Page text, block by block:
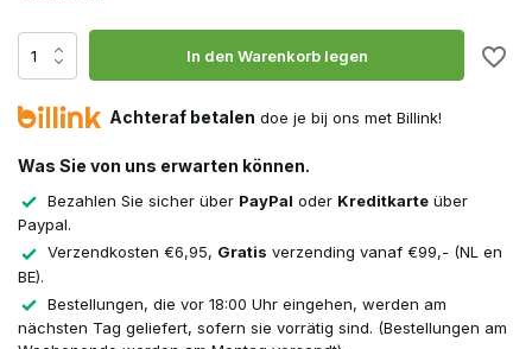
In den Warenkorb legen
Achteraf betalen doe je bij ons met Billink!
Was Sie von uns erwarten können.
Bezahlen Sie sicher über PayPal oder Kreditkarte über
Paypal.
Verzendkosten €6,95, Gratis verzending vanaf €99,- (NL en
BE).
Bestellungen, die vor 18:00 Uhr eingehen, werden am
nächsten Tag geliefert, sofern sie vorrätig sind. (Bestellungen am